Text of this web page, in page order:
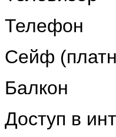
Телефон
Сейф
Балкон
Доступ в